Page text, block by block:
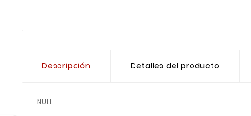
Descripción Detalles del producto
NULL